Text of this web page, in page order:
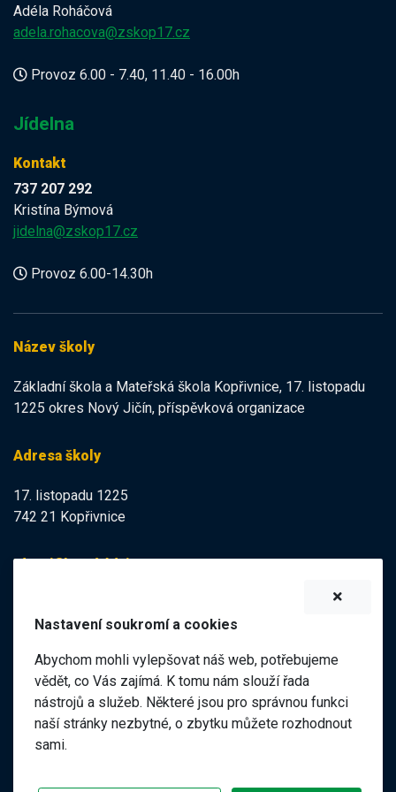
Adéla Roháčová
adela.rohacova@zskop17.cz
Provoz 6.00 - 7.40, 11.40 - 16.00h
Jídelna
Kontakt
737 207 292
Kristína Býmová
jidelna@zskop17.cz
Provoz 6.00-14.30h
Název školy
Základní škola a Mateřská škola Kopřivnice, 17. listopadu
1225 okres Nový Jičín, příspěvková organizace
Adresa školy
17. listopadu 1225
742 21 Kopřivnice
Identifikační údaje
IČO:47998121
Elektronická podatelna
ID datové schránky:
98pgf7m
Nastavení soukromí a cookies
Abychom mohli vylepšovat náš web, potřebujeme
vědět, co Vás zajímá. K tomu nám slouží řada
nástrojů a služeb. Některé jsou pro správnou funkci
naší stránky nezbytné, o zbytku můžete rozhodnout
sami.